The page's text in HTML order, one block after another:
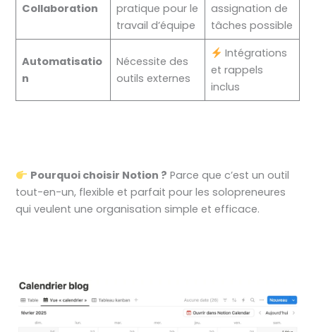
Collaboration
pratique pour le
travail d’équipe
assignation de
tâches possible
Automatisatio
n
Nécessite des
outils externes
Intégrations
et rappels
inclus
Pourquoi choisir Notion ? Parce que c’est un outil
tout-en-un, flexible et parfait pour les solopreneures
qui veulent une organisation simple et efficace.